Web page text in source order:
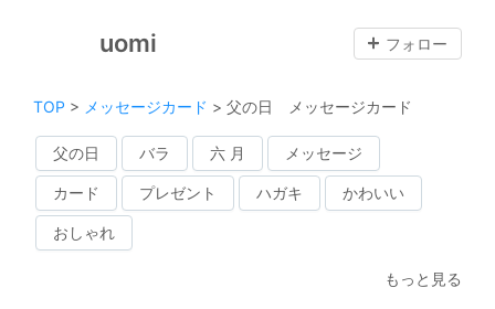
uomi フォロー
TOP > メッセージカード > 父の日 メッセージカード
父の日 バラ 六 月 メッセージ
カード プレゼント ハガキ かわいい
おしゃれ
もっと見る